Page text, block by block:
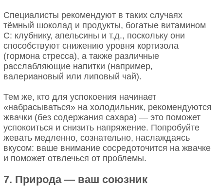
Специалисты рекомендуют в таких случаях
тёмный шоколад и продукты, богатые витамином
С: клубнику, апельсины и т.д., поскольку они
способствуют снижению уровня кортизола
(гормона стресса), а также различные
расслабляющие напитки (например,
валериановый или липовый чай).
Тем же, кто для успокоения начинает
«набрасываться» на холодильник, рекомендуются
жвачки (без содержания сахара) — это поможет
успокоиться и снизить напряжение. Попробуйте
жевать медленно, сознательно, наслаждаясь
вкусом: ваше внимание сосредоточится на жвачке
и поможет отвлечься от проблемы.
7. Природа — ваш союзник